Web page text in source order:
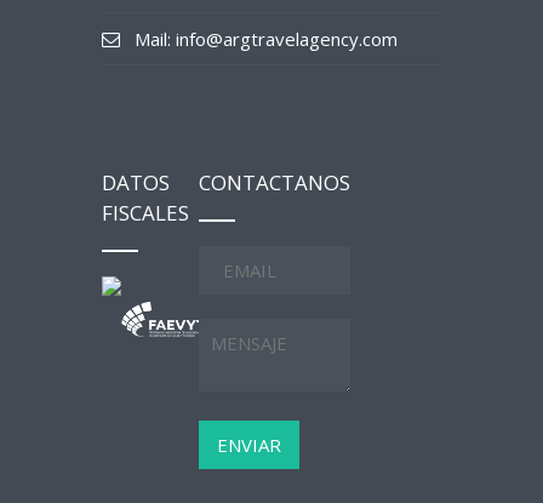
Mail: info@argtravelagency.com
DATOS
FISCALES
CONTACTANOS